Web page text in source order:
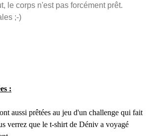
le corps n'est pas forcément prêt.
;-)
:
aussi prêtées au jeu d'un challenge qui fait
verrez que le t-shirt de Déniv a voyagé